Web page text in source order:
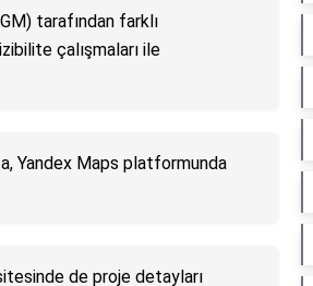
tarafından farklı
çalışmaları ile
Yandex Maps platformunda
de proje detayları